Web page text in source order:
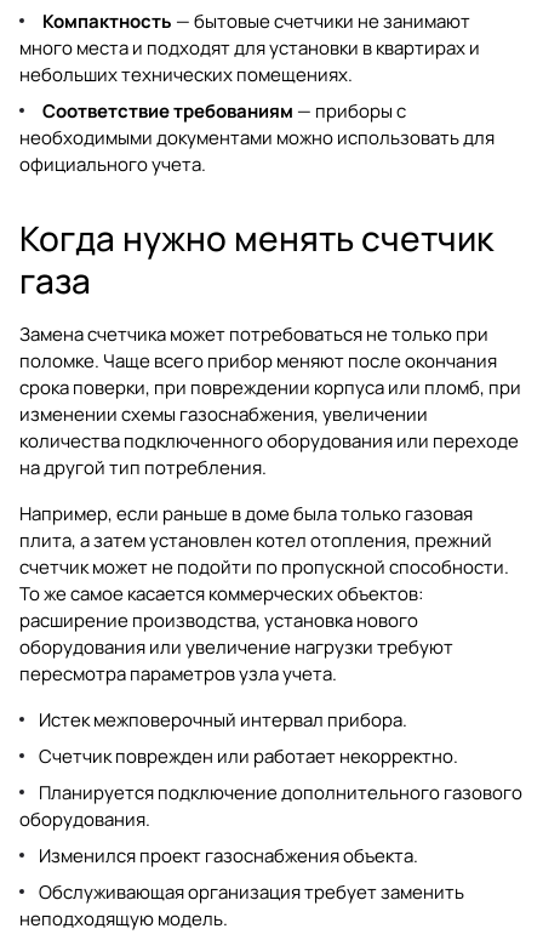
Компактность — бытовые счетчики не занимают
много места и подходят для установки в квартирах и
небольших технических помещениях.
Соответствие требованиям — приборы с
необходимыми документами можно использовать для
официального учета.
Когда нужно менять счетчик
газа
Замена счетчика может потребоваться не только при
поломке. Чаще всего прибор меняют после окончания
срока поверки, при повреждении корпуса или пломб, при
изменении схемы газоснабжения, увеличении
количества подключенного оборудования или переходе
на другой тип потребления.
Например, если раньше в доме была только газовая
плита, а затем установлен котел отопления, прежний
счетчик может не подойти по пропускной способности.
То же самое касается коммерческих объектов:
расширение производства, установка нового
оборудования или увеличение нагрузки требуют
пересмотра параметров узла учета.
Истек межповерочный интервал прибора.
Счетчик поврежден или работает некорректно.
Планируется подключение дополнительного газового
оборудования.
Изменился проект газоснабжения объекта.
Обслуживающая организация требует заменить
неподходящую модель.